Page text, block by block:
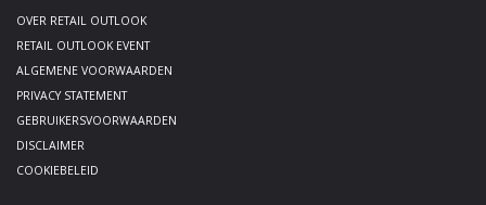
OVER RETAIL OUTLOOK
RETAIL OUTLOOK EVENT
ALGEMENE VOORWAARDEN
PRIVACY STATEMENT
GEBRUIKERSVOORWAARDEN
DISCLAIMER
COOKIEBELEID